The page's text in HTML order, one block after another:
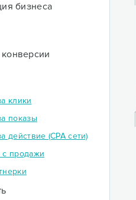
бизнеса
клики
показы
действие (CPA сети)
с продажи